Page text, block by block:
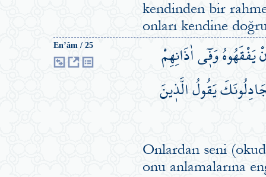
kendinden bir
onları kendine
En’âm / 25
وَف۪ٓي اٰذَانِهِمْ
يَقُولُ الَّذ۪ينَ
Onlardan seni
onu anlamalarına